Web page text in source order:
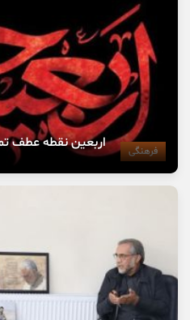
فرهنگی اربعین نقطه عطف